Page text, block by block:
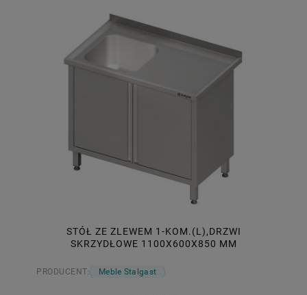
STÓŁ ZE ZLEWEM 1-KOM.(L),DRZWI
SKRZYDŁOWE 1100X600X850 MM
PRODUCENT: Meble Stalgast